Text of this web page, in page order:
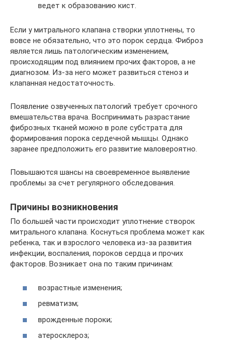
ведет к образованию кист.
Если у митрального клапана створки уплотнены, то
вовсе не обязательно, что это порок сердца. Фиброз
является лишь патологическим изменением,
происходящим под влиянием прочих факторов, а не
диагнозом. Из-за него может развиться стеноз и
клапанная недостаточность.
Появление озвученных патологий требует срочного
вмешательства врача. Воспринимать разрастание
фиброзных тканей можно в роле субстрата для
формирования порока сердечной мышцы. Однако
заранее предположить его развитие маловероятно.
Повышаются шансы на своевременное выявление
проблемы за счет регулярного обследования.
Причины возникновения
По большей части происходит уплотнение створок
митрального клапана. Коснуться проблема может как
ребенка, так и взрослого человека из-за развития
инфекции, воспаления, пороков сердца и прочих
факторов. Возникает она по таким причинам:
возрастные изменения;
ревматизм;
врожденные пороки;
атеросклероз;